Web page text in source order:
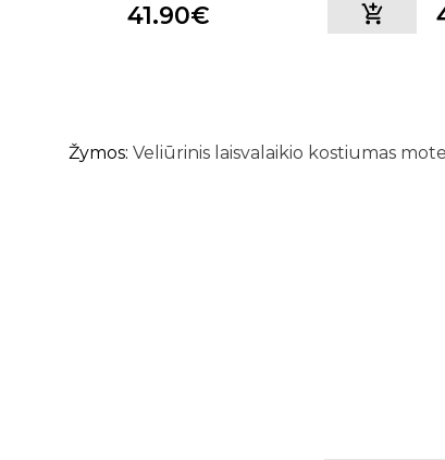
41.90€
Žymos: Veliūrinis laisvalaikio kostiumas